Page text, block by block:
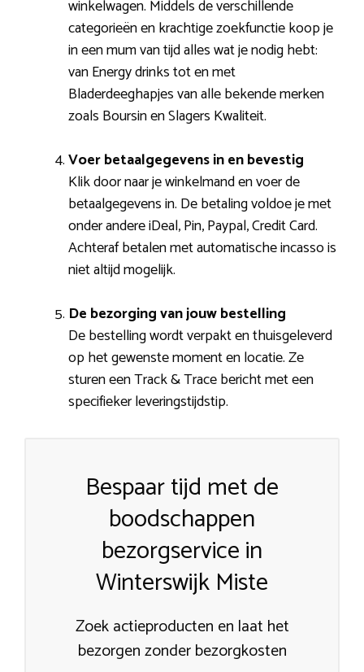
winkelwagen. Middels de verschillende
categorieën en krachtige zoekfunctie koop je
in een mum van tijd alles wat je nodig hebt:
van Energy drinks tot en met
Bladerdeeghapjes van alle bekende merken
zoals Boursin en Slagers Kwaliteit.
Voer betaalgegevens in en bevestig
Klik door naar je winkelmand en voer de
betaalgegevens in. De betaling voldoe je met
onder andere iDeal, Pin, Paypal, Credit Card.
Achteraf betalen met automatische incasso is
niet altijd mogelijk.
De bezorging van jouw bestelling
De bestelling wordt verpakt en thuisgeleverd
op het gewenste moment en locatie. Ze
sturen een Track & Trace bericht met een
specifieker leveringstijdstip.
Bespaar tijd met de
boodschappen
bezorgservice in
Winterswijk Miste
Zoek actieproducten en laat het
bezorgen zonder bezorgkosten